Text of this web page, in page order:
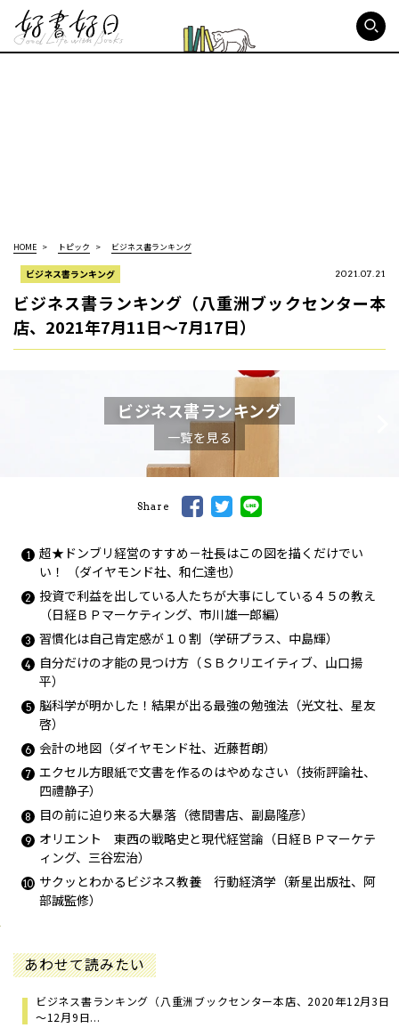
HOME トピック ビジネス書ランキング
ビジネス書ランキング 2021.07.21
ビジネス書ランキング（八重洲ブックセンター本
店、2021年7月11日～7月17日）
ビジネス書ランキング
一覧を見る
Share
超★ドンブリ経営のすすめ－社長はこの図を描くだけでい
い！
（ダイヤモンド社、和仁達也）
投資で利益を出している人たちが大事にしている４５の教え
（日経ＢＰマーケティング、市川雄一郎編）
習慣化は自己肯定感が１０割（学研プラス、 中島輝）
自分だけの才能の見つけ方 （ＳＢクリエイティブ、 山口揚
平）
脳科学が明かした！結果が出る最強の勉強法 （光文社、 星友
啓）
会計の地図 （ダイヤモンド社、 近藤哲朗）
エクセル方眼紙で文書を作るのはやめなさい （技術評論社、
四禮静子）
目の前に迫り来る大暴落 （徳間書店、 副島隆彦）
オリエント 東西の戦略史と現代経営論 （日経ＢＰマーケテ
ィング、 三谷宏治）
サクッとわかるビジネス教養 行動経済学 （新星出版社、 阿
部誠監修）
あわせて読みたい
ビジネス書ランキング（八重洲ブックセンター本店、2020年12月3日
～12月9日...